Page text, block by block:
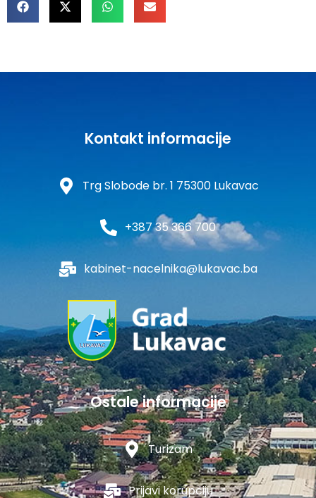
Kontakt informacije
Trg Slobode br. 1 75300 Lukavac
+387 35 366 700
kabinet-nacelnika@lukavac.ba
Ostale informacije
Turizam
Prijavi korupciju